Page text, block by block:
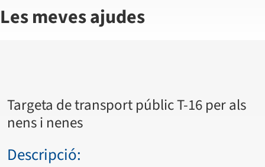
Les meves ajudes
Targeta de transport públic T-16 per als
nens i nenes
Descripció: